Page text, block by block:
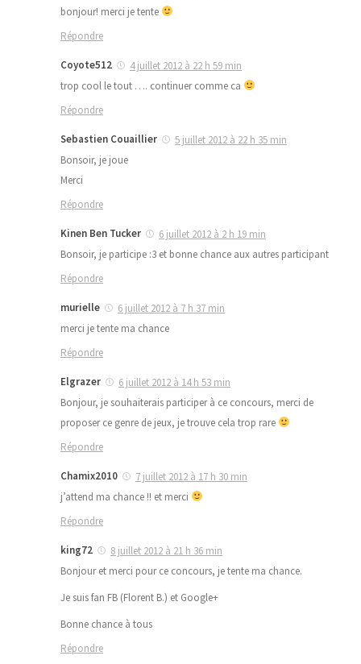
bonjour! merci je tente
Répondre
Coyote512
4 juillet 2012 à 22 h 59 min
trop cool le tout …. continuer comme ca
Répondre
Sebastien Couaillier
5 juillet 2012 à 22 h 35 min
Bonsoir, je joue
Merci
Répondre
Kinen Ben Tucker
6 juillet 2012 à 2 h 19 min
Bonsoir, je participe :3 et bonne chance aux autres participant
Répondre
murielle
6 juillet 2012 à 7 h 37 min
merci je tente ma chance
Répondre
Elgrazer
6 juillet 2012 à 14 h 53 min
Bonjour, je souhaiterais participer à ce concours, merci de
proposer ce genre de jeux, je trouve cela trop rare
Répondre
Chamix2010
7 juillet 2012 à 17 h 30 min
j’attend ma chance !! et merci
Répondre
king72
8 juillet 2012 à 21 h 36 min
Bonjour et merci pour ce concours, je tente ma chance.
Je suis fan FB (Florent B.) et Google+
Bonne chance à tous
Répondre